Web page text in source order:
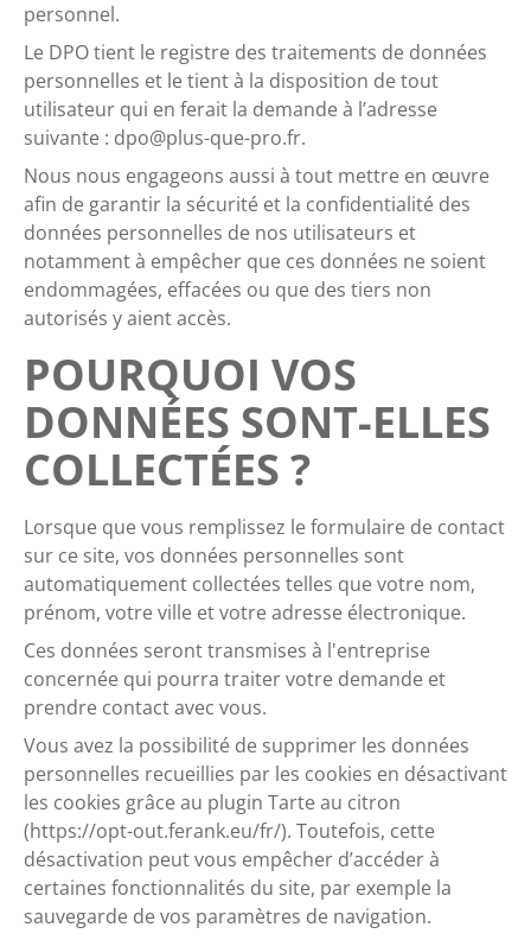
personnel.
Le DPO tient le registre des traitements de données
personnelles et le tient à la disposition de tout
utilisateur qui en ferait la demande à l’adresse
suivante : dpo@plus-que-pro.fr.
Nous nous engageons aussi à tout mettre en œuvre
afin de garantir la sécurité et la confidentialité des
données personnelles de nos utilisateurs et
notamment à empêcher que ces données ne soient
endommagées, effacées ou que des tiers non
autorisés y aient accès.
POURQUOI VOS
DONNÉES SONT-ELLES
COLLECTÉES ?
Lorsque que vous remplissez le formulaire de contact
sur ce site, vos données personnelles sont
automatiquement collectées telles que votre nom,
prénom, votre ville et votre adresse électronique.
Ces données seront transmises à l'entreprise
concernée qui pourra traiter votre demande et
prendre contact avec vous.
Vous avez la possibilité de supprimer les données
personnelles recueillies par les cookies en désactivant
les cookies grâce au plugin Tarte au citron
(https://opt-out.ferank.eu/fr/). Toutefois, cette
désactivation peut vous empêcher d’accéder à
certaines fonctionnalités du site, par exemple la
sauvegarde de vos paramètres de navigation.